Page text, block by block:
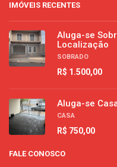
IMÓVEIS RECENTES
Aluga-se
Localização
SOBRADO
R$ 1.500,00
Aluga-se
CASA
R$ 750,00
FALE CONOSCO